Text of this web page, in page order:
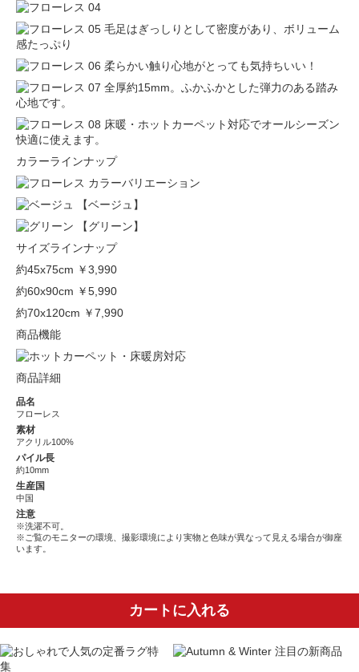
毛足はぎっしりとして密度があり、ボリューム
感たっぷり
柔らかい触り心地がとっても気持ちいい！
全厚約15mm。ふかふかとした弾力のある踏み
心地です。
床暖・ホットカーペット対応でオールシーズン
快適に使えます。
カラーラインナップ
【ベージュ】
【グリーン】
サイズラインナップ
約45x75cm ￥3,990
約60x90cm ￥5,990
約70x120cm ￥7,990
商品機能
商品詳細
品名
フローレス
素材
アクリル100%
パイル長
約10mm
生産国
中国
注意
※洗濯不可。
※ご覧のモニターの環境、撮影環境により実物と色味が異なって見える場合が御座
います。
カートに入れる